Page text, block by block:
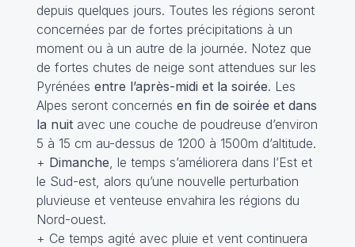
depuis quelques jours. Toutes les régions seront
concernées par de fortes précipitations à un
moment ou à un autre de la journée. Notez que
de fortes chutes de neige sont attendues sur les
Pyrénées entre l’après-midi et la soirée. Les
Alpes seront concernés en fin de soirée et dans
la nuitavec une couche de poudreuse d’environ
5 à 15 cm au-dessus de 1200 à 1500m d’altitude.
+ Dimanche , le temps s’améliorera dans l’Est et
le Sud-est, alors qu’une nouvelle perturbation
pluvieuse et venteuse envahira les régions du
Nord-ouest.
+ Ce temps agité avec pluie et vent continuera